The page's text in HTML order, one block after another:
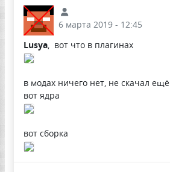
6 марта 2019 - 12:45
Lusya, вот что в плагинах
в модах ничего нет, не скачал ещё
вот ядра
вот сборка